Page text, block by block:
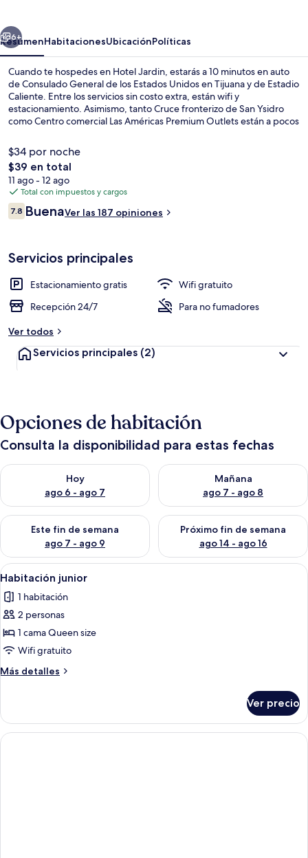
Siguiente
6+
ResumenHabitacionesUbicaciónPolíticas
Cuando te hospedes en Hotel Jardin, estarás a 10 minutos en auto
de Consulado General de los Estados Unidos en Tijuana y de Estadio
Caliente. Entre los servicios sin costo extra, están wifi y
estacionamiento. Asimismo, tanto Cruce fronterizo de San Ysidro
como Centro comercial Las Américas Premium Outlets están a pocos
$34 por noche
El
precio
total
es
de
$39 en total
11 ago - 12 ago
Total con impuestos y cargos
Opiniones
7.87.8 de 10,
BuenaVer las 187 opiniones
Servicios principales
Estacionamiento gratis
Wifi gratuito
Recepción 24/7
Para no fumadores
Ver todos
Servicios principales (2)
Opciones de habitación
Consulta la disponibilidad para estas fechas
Hoy
ago 6 - ago 7
Consulta la disponibilidad para hoy ago 6 - ago 7
Mañana
ago 7 - ago 8
Consulta la disponibilidad
Este fin de semana
ago 7 - ago 9
Consulta la disponibilidad para este fin de semana ago 7 -
Próximo fin de semana
ago 14 - ago 16
Consulta la disponibilidad
Abrir
todas
las
fotos
de
Habitación
junior
Habitación de hotel con una cama
4
Habitación junior
1 habitación
2 personas
1 cama Queen size
Wifi gratuito
Más detalles
Más
junior
Ver precio